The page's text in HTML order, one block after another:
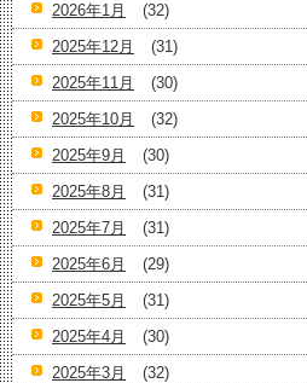
2026年1月
(32)
2025年12月
(31)
2025年11月
(30)
2025年10月
(32)
2025年9月
(30)
2025年8月
(31)
2025年7月
(31)
2025年6月
(29)
2025年5月
(31)
2025年4月
(30)
2025年3月
(32)